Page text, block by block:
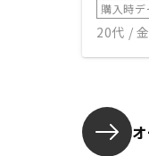
購入時デ
20代 /